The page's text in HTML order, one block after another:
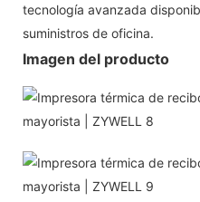
tecnología avanzada
suministros de oficina.
Imagen del producto